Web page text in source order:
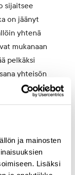
ja mainosten
Lisäksi
sijaitsee
on jäänyt
yhtenä
mukanaan
pelkäksi
yhteisön
historia
irrottautumisen
huomiot